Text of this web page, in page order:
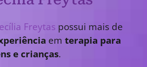
Freytas possui mais de
em terapia para
e crianças.